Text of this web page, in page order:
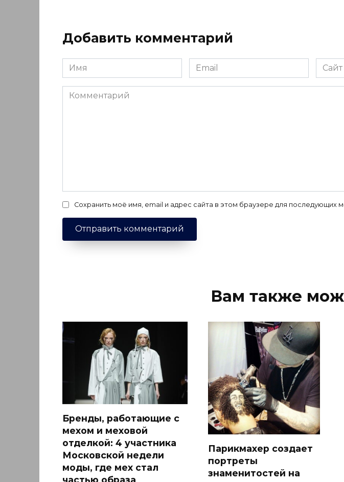
Добавить комментарий
Имя
*
Email
*
Сайт
Комментарий
Сохранить моё имя, email и адрес сайта в этом браузере для последующих
Вам также
Бренды, работающие с
мехом и меховой
отделкой: 4 участника
Московской недели
моды, где мех стал
частью образа
Парикмахер создает
портреты
знаменитостей на